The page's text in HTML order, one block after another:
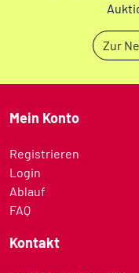
Zur
Mein Konto
Registrieren
Login
Ablauf
FAQ
Kontakt